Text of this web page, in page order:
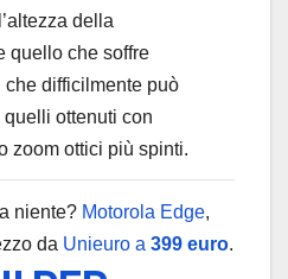
della
quello che soffre
che difficilmente può
ottenuti con
zoom ottici più spinti.
niente? Motorola Edge,
da Unieuro a 399 euro.